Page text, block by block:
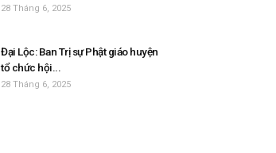
28 Tháng 6, 2025
Đại Lộc: Ban Trị sự Phật giáo huyện
tổ chức hội...
28 Tháng 6, 2025